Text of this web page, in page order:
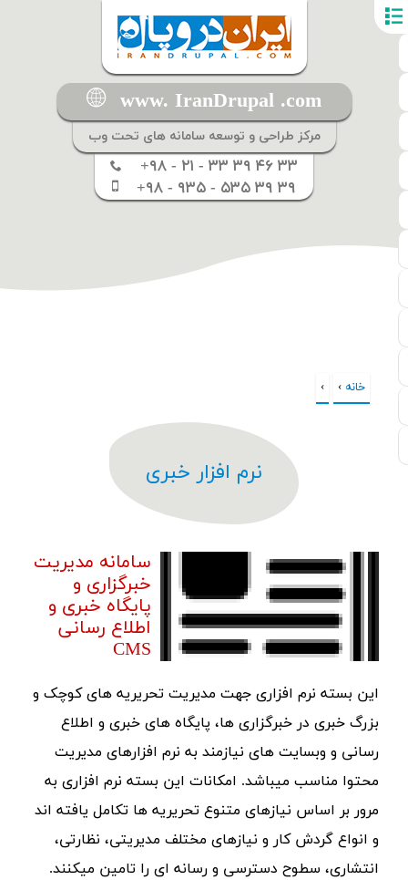
www. IranDrupal .com
مرکز طراحی و توسعه سامانه های تحت وب
+۹۸ - ۲۱ - ۳۳ ۳۹ ۴۶ ۳۳
+۹۸ - ۹۳۵ - ۵۳۵ ۳۹ ۳۹
شما اینجا هستید
خانه ›
›
نرم افزار خبری
سامانه مدیریت
خبرگزاری و
پایگاه خبری و
اطلاع رسانی
CMS
این بسته نرم افزاری جهت مدیریت تحریریه های کوچک و
بزرگ خبری در خبرگزاری ها، پایگاه های خبری و اطلاع
رسانی و وبسایت های نیازمند به نرم افزارهای مدیریت
محتوا مناسب میباشد. امکانات این بسته نرم افزاری به
مرور بر اساس نیازهای متنوع تحریریه ها تکامل یافته اند
و انواع گردش کار و نیازهای مختلف مدیریتی، نظارتی،
انتشاری، سطوح دسترسی و رسانه ای را تامین میکنند.